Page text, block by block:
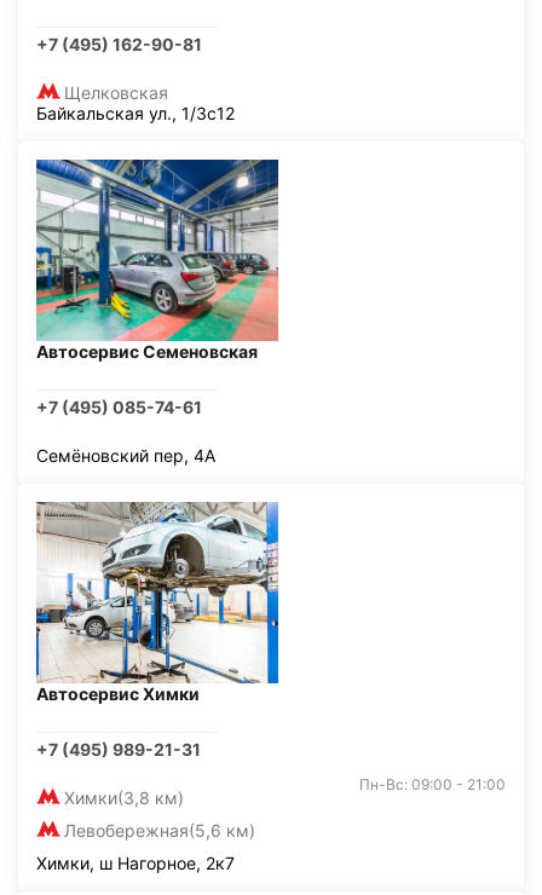
+7 (495) 162-90-81
Щелковская
Байкальская ул., 1/3с12
Автосервис Семеновская
+7 (495) 085-74-61
Семёновский пер, 4А
Автосервис Химки
+7 (495) 989-21-31
Химки(3,8 км)
Левобережная(5,6 км)
Пн-Вс: 09:00 - 21:00
Химки, ш Нагорное, 2к7